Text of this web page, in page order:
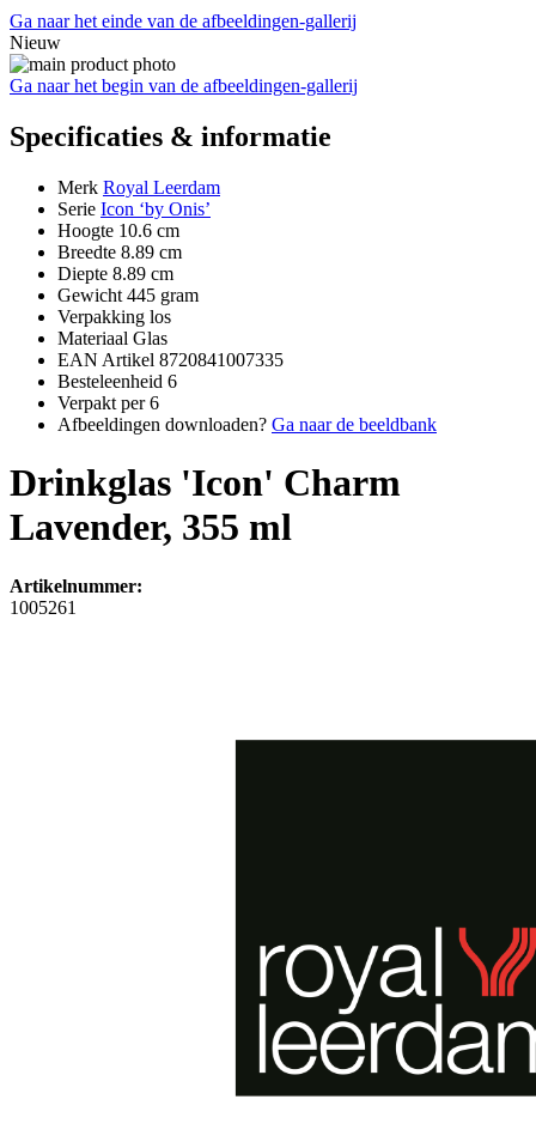
Ga naar het einde van de afbeeldingen-gallerij
Nieuw
Ga naar het begin van de afbeeldingen-gallerij
Specificaties & informatie
Merk Royal Leerdam
Serie Icon ‘by Onis’
Hoogte 10.6 cm
Breedte 8.89 cm
Diepte 8.89 cm
Gewicht 445 gram
Verpakking los
Materiaal Glas
EAN Artikel 8720841007335
Besteleenheid 6
Verpakt per 6
Afbeeldingen downloaden? Ga naar de beeldbank
Drinkglas 'Icon' Charm
Lavender, 355 ml
Artikelnummer:
1005261